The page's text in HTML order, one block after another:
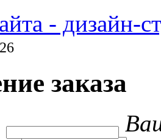
- дизайн-
заказа